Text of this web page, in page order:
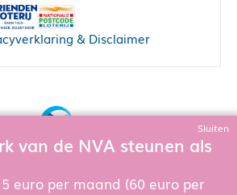
& Disclaimer
te laten functioneren en te verbeteren
Sluiten
van de NVA steunen als
euro per maand (60 euro per